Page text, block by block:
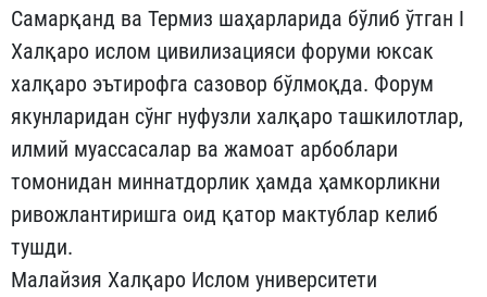
Самарқанд ва Термиз шаҳарларида бўлиб ўтган I
Халқаро ислом цивилизацияси форуми юксак
халқаро эътирофга сазовор бўлмоқда. Форум
якунларидан сўнг нуфузли халқаро ташкилотлар,
илмий муассасалар ва жамоат арбоблари
томонидан миннатдорлик ҳамда ҳамкорликни
ривожлантиришга оид қатор мактублар келиб
тушди.
Малайзия Халқаро Ислом университети